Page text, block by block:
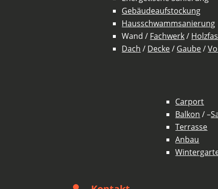
Gebäudeaufstockung
Hausschwammsanierung
Wand / Fachwerk/
Dach / Decke/ Gaube/
Carport
Balkon / –
Terrasse
Anbau